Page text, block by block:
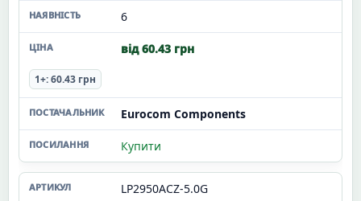
6
від 60.43 грн
1+: 60.43 грн
Eurocom Components
Купити
LP2950ACZ-5.0G